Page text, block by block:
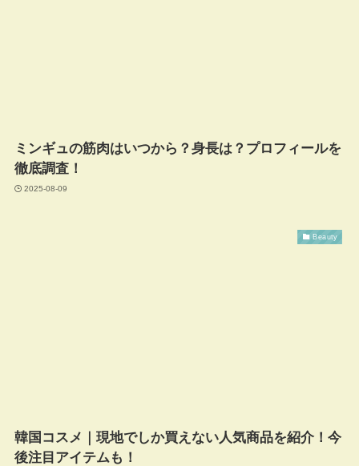
ミンギュの筋肉はいつから？身長は？プロフィールを
徹底調査！
2025-08-09
Beauty
韓国コスメ｜現地でしか買えない人気商品を紹介！今
後注目アイテムも！